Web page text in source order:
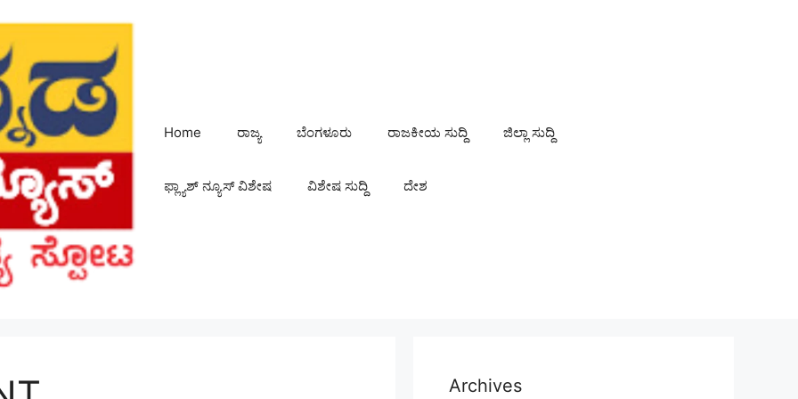
Home ರಾಜ್ಯ ಬೆಂಗಳೂರು ರಾಜಕೀಯ ಸುದ್ದಿ ಜಿಲ್ಲಾ ಸುದ್ದಿ
ಫ್ಲ್ಯಾಶ್ ನ್ಯೂಸ್ ವಿಶೇಷ ವಿಶೇಷ ಸುದ್ದಿ ದೇಶ
Archives